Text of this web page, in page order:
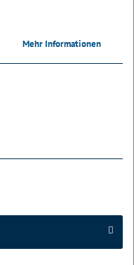
Mehr Informationen